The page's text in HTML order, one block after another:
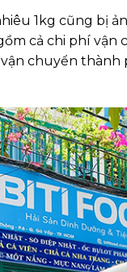
1kg cũng bị
cả chi phí
chuyển thành